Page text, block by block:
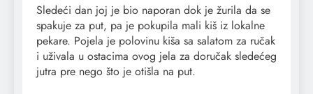
Sledeći dan joj je bio naporan dok je žurila da se
spakuje za put, pa je pokupila mali kiš iz lokalne
pekare. Pojela je polovinu kiša sa salatom za ručak
i uživala u ostacima ovog jela za doručak sledećeg
jutra pre nego što je otišla na put.